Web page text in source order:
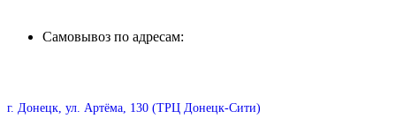
Самовывоз по адресам:
г. Донецк, ул. Артёма, 130 (ТРЦ Донецк-Сити)